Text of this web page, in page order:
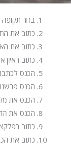
בחר
כתוב את
כתוב את
כתוב ראיון
הכנס
הכנס
הכנס את
הכנס את
כתוב
כתוב את